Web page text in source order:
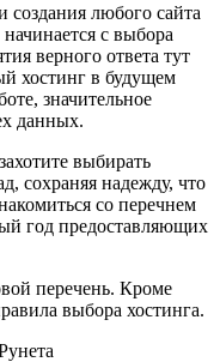
создания любого сайта
с выбора
верного ответа тут
хостинг в будущем
значительное
данных.
выбирать
сохраняя надежду, что
со перечнем
год предоставляющих
перечень. Кроме
выбора хостинга.